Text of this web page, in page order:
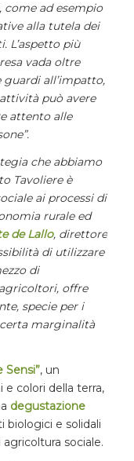
come ad esempio
alla tutela dei
L’aspetto più
vada oltre
all’impatto,
può avere
attento alle
che abbiamo
Tavoliere è
ai processi di
rurale ed
de Lallo, direttore
di utilizzare
di
offre
specie per i
marginalità
Sensi”, un
e colori della terra,
degustazione
e solidali
sociale.